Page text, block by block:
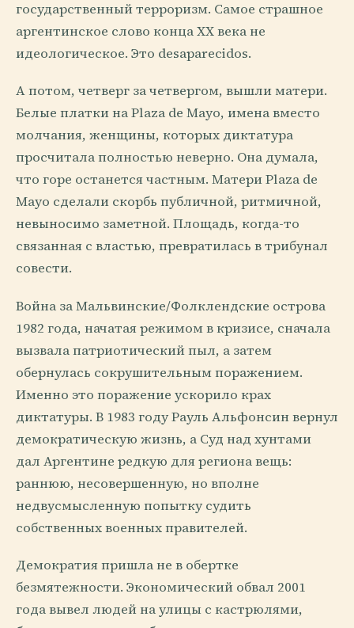
государственный терроризм. Самое страшное
аргентинское слово конца XX века не
идеологическое. Это desaparecidos.
А потом, четверг за четвергом, вышли матери.
Белые платки на Plaza de Mayo, имена вместо
молчания, женщины, которых диктатура
просчитала полностью неверно. Она думала,
что горе останется частным. Матери Plaza de
Mayo сделали скорбь публичной, ритмичной,
невыносимо заметной. Площадь, когда-то
связанная с властью, превратилась в трибунал
совести.
Война за Мальвинские/Фолклендские острова
1982 года, начатая режимом в кризисе, сначала
вызвала патриотический пыл, а затем
обернулась сокрушительным поражением.
Именно это поражение ускорило крах
диктатуры. В 1983 году Рауль Альфонсин вернул
демократическую жизнь, а Суд над хунтами
дал Аргентине редкую для региона вещь:
раннюю, несовершенную, но вполне
недвусмысленную попытку судить
собственных военных правителей.
Демократия пришла не в обертке
безмятежности. Экономический обвал 2001
года вывел людей на улицы с кастрюлями,